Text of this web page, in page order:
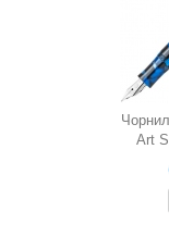
Art